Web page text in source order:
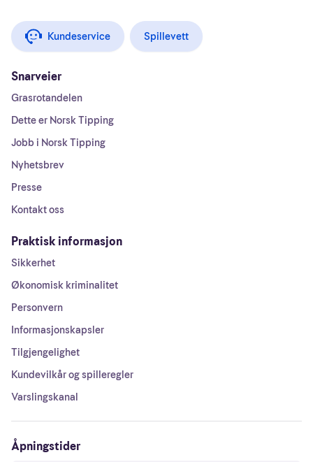
Kundeservice Spillevett
Snarveier
Grasrotandelen
Dette er Norsk Tipping
Jobb i Norsk Tipping
Nyhetsbrev
Presse
Kontakt oss
Praktisk informasjon
Sikkerhet
Økonomisk kriminalitet
Personvern
Informasjonskapsler
Tilgjengelighet
Kundevilkår og spilleregler
Varslingskanal
Åpningstider